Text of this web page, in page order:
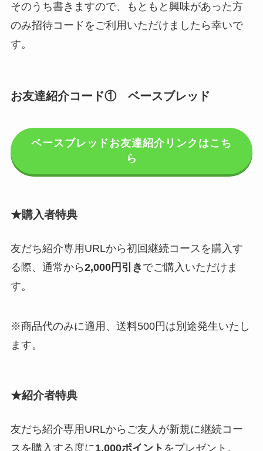
そのうち書きますので、もともと興味があった方
のみ招待コードをご利用いただけましたら幸いで
す。
お友達紹介コード① ベースブレッド
ベースブレッドお友達紹介リンクはこち
ら
★購入者特典
友だち紹介専用URLから初回継続コースを購入す
る際、通常から2,000円引き でご購入いただけま
す。
※商品代のみに適用、送料500円は別途発生いたし
ます。
★紹介者特典
友だち紹介専用URLからご友人が新規に継続コー
スを購入する度に1,000ポイント をプレゼント。